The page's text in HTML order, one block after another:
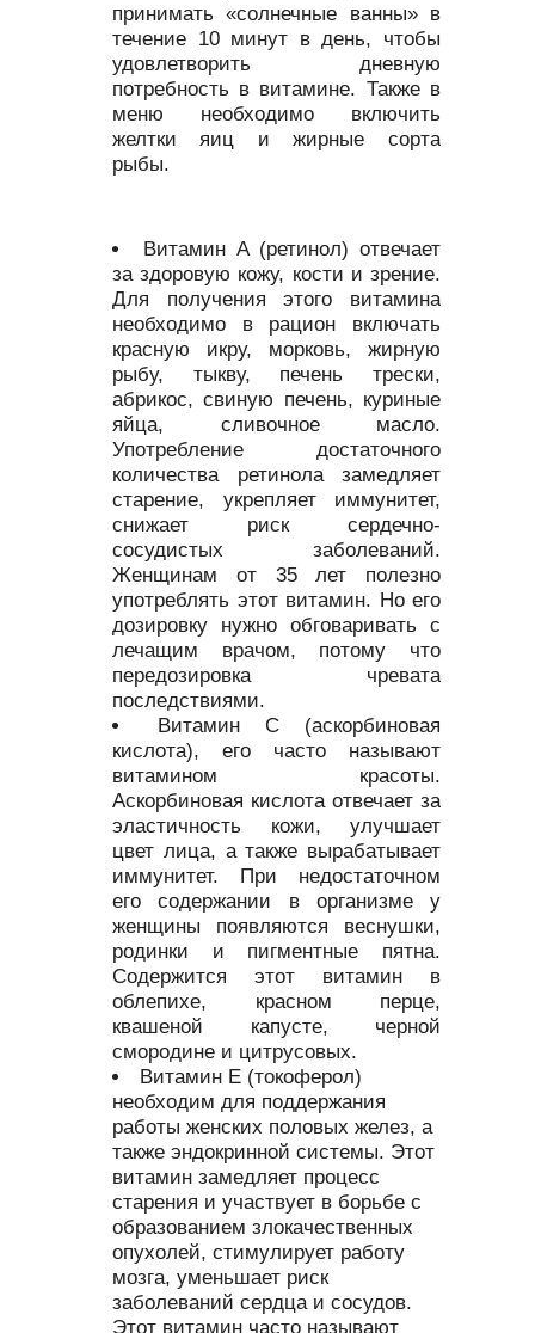
принимать «солнечные ванны» в
течение 10 минут в день, чтобы
удовлетворить дневную
потребность в витамине. Также в
меню необходимо включить
желтки яиц и жирные сорта
рыбы.
Витамин А (ретинол) отвечает
за здоровую кожу, кости и зрение.
Для получения этого витамина
необходимо в рацион включать
красную икру, морковь, жирную
рыбу, тыкву, печень трески,
абрикос, свиную печень, куриные
яйца, сливочное масло.
Употребление достаточного
количества ретинола замедляет
старение, укрепляет иммунитет,
снижает риск сердечно-
сосудистых заболеваний.
Женщинам от 35 лет полезно
употреблять этот витамин. Но его
дозировку нужно обговаривать с
лечащим врачом, потому что
передозировка чревата
последствиями.
Витамин С (аскорбиновая
кислота), его часто называют
витамином красоты.
Аскорбиновая кислота отвечает за
эластичность кожи, улучшает
цвет лица, а также вырабатывает
иммунитет. При недостаточном
его содержании в организме у
женщины появляются веснушки,
родинки и пигментные пятна.
Содержится этот витамин в
облепихе, красном перце,
квашеной капусте, черной
смородине и цитрусовых.
Витамин Е (токоферол)
необходим для поддержания
работы женских половых желез, а
также эндокринной системы. Этот
витамин замедляет процесс
старения и участвует в борьбе с
образованием злокачественных
опухолей, стимулирует работу
мозга, уменьшает риск
заболеваний сердца и сосудов.
Этот витамин часто называют